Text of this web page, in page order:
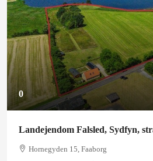
0
Landejendom Falsled, Sydfyn,
Hornegyden 15, Faaborg